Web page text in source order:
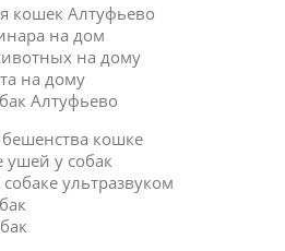
кошек Алтуфьево
на дом
на дому
на дому
Алтуфьево
кошке
ушей у собак
ультразвуком